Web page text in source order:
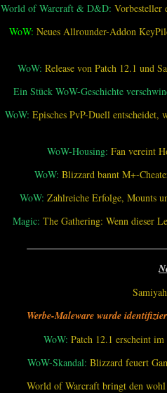
World of Warcraft & D&D: Vorbesteller
WoW: Neues Allrounder-Addon
WoW: Release von Patch 12.1 und
Ein Stück WoW-Geschichte
WoW: Episches PvP-Duell entscheidet,
WoW-Housing: Fan vereint
WoW: Blizzard bannt M+-
WoW: Zahlreiche Erfolge, Mounts
Magic: The Gathering: Wenn dieser
Werbe-Maleware wurde
WoW: Patch 12.1 erscheint
WoW-Skandal: Blizzard feuert
World of Warcraft bringt den